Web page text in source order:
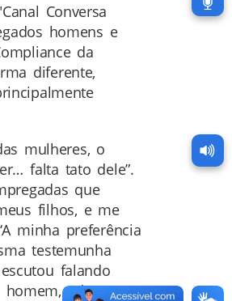
Conversa
homens e
da
diferente,
mulheres, o
falta tato dele”.
que
filhos, e me
minha preferência
testemunha
falando
adoro